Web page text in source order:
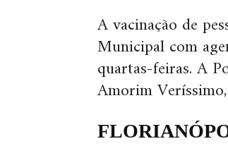
A vacinação de
Municipal com
quartas-feiras. A
Amorim